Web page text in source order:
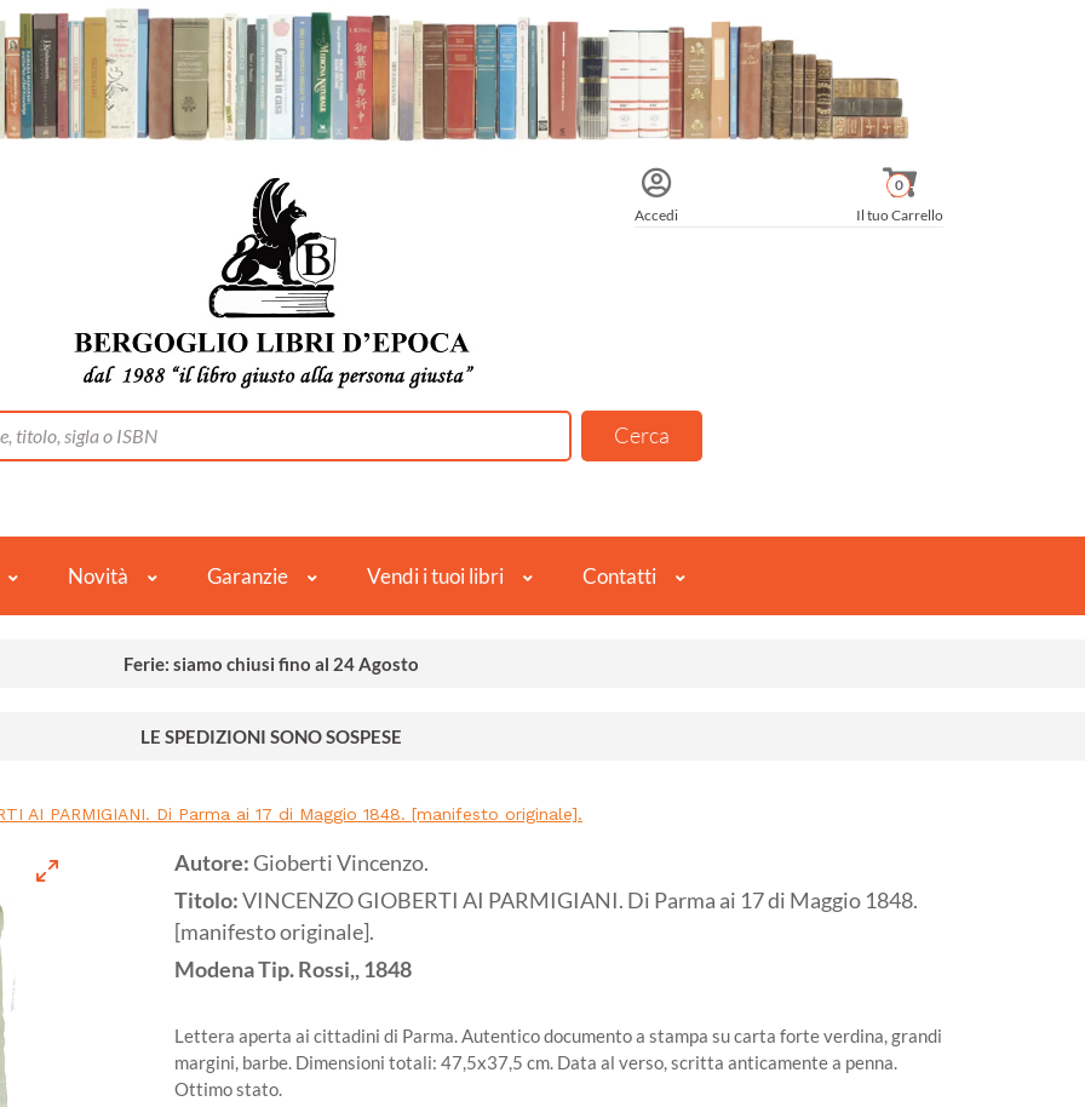
Accedi Il tuo Carrello
0
Novità Garanzie Vendi i tuoi libri Contatti
Ferie: siamo chiusi fino al 24 Agosto
LE SPEDIZIONI SONO SOSPESE
AI PARMIGIANI. Di Parma ai 17 di Maggio 1848. [manifesto originale].
Autore:Gioberti Vincenzo.
Titolo:VINCENZO GIOBERTI AI PARMIGIANI. Di Parma ai 17 di Maggio 1848.
[manifesto originale].
ModenaTip. Rossi,,1848
Lettera aperta ai cittadini di Parma. Autentico documento a stampa su carta forte verdina, grandi
margini, barbe. Dimensioni totali: 47,5x37,5 cm. Data al verso, scritta anticamente a penna.
Ottimo stato.